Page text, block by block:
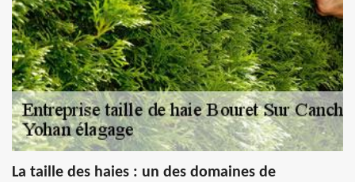
La taille des haies : un des domaines de